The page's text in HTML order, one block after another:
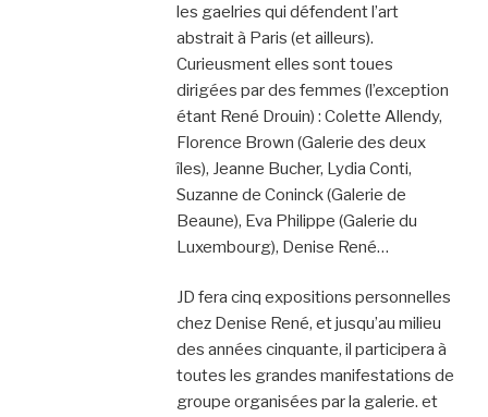
les gaelries qui défendent l’art
abstrait à Paris (et ailleurs).
Curieusment elles sont toues
dirigées par des femmes (l’exception
étant René Drouin) : Colette Allendy,
Florence Brown (Galerie des deux
îles), Jeanne Bucher, Lydia Conti,
Suzanne de Coninck (Galerie de
Beaune), Eva Philippe (Galerie du
Luxembourg), Denise René…
JD fera cinq expositions personnelles
chez Denise René, et jusqu’au milieu
des années cinquante, il participera à
toutes les grandes manifestations de
groupe organisées par la galerie. et